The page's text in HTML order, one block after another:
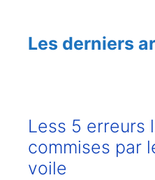
Les derniers
Less 5 erreurs
commises par
voile